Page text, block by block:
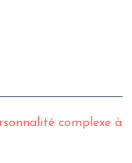
complexe à